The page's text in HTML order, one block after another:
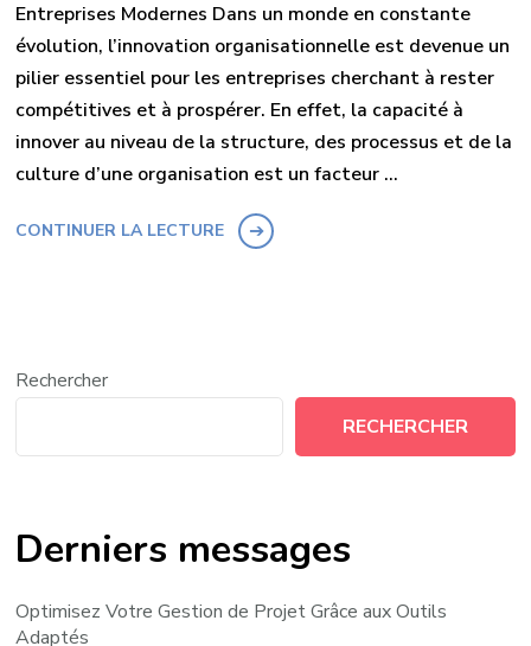
Entreprises Modernes Dans un monde en constante
évolution, l’innovation organisationnelle est devenue un
pilier essentiel pour les entreprises cherchant à rester
compétitives et à prospérer. En effet, la capacité à
innover au niveau de la structure, des processus et de la
culture d’une organisation est un facteur …
CONTINUER LA LECTURE
Rechercher
RECHERCHER
Derniers messages
Optimisez Votre Gestion de Projet Grâce aux Outils
Adaptés